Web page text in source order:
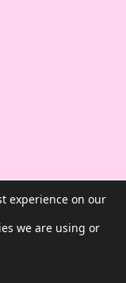
Powered by
experience on our
we are using or